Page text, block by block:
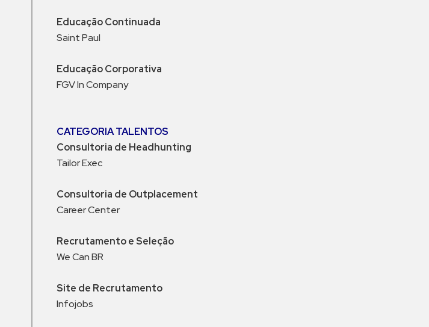
Educação Continuada
Saint Paul
Educação Corporativa
FGV In Company
CATEGORIA TALENTOS
Consultoria de Headhunting
Tailor Exec
Consultoria de Outplacement
Career Center
Recrutamento e Seleção
We Can BR
Site de Recrutamento
Infojobs